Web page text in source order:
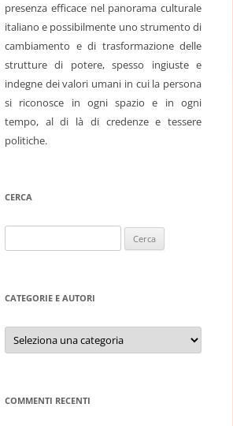
presenza efficace nel panorama culturale
italiano e possibilmente uno strumento di
cambiamento e di trasformazione delle
strutture di potere, spesso ingiuste e
indegne dei valori umani in cui la persona
si riconosce in ogni spazio e in ogni
tempo, al di là di credenze e tessere
politiche.
CERCA
per:
CATEGORIE E AUTORI
Categorie
autori
COMMENTI RECENTI